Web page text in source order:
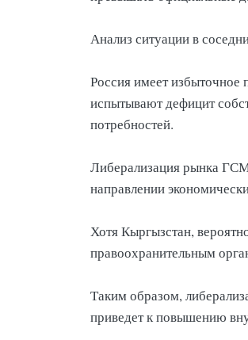
Анализ ситуации в
Россия имеет избыточное
испытывают дефицит
потребностей.
Либерализация рынка
направлении
Хотя Кыргызстан,
правоохранительным
Таким образом,
приведет к повышению